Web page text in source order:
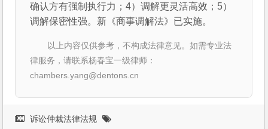
确认方有强制执行力；4）调解更灵活高效；5）
调解保密性强。新《商事调解法》已实施。
以上内容仅供参考，不构成法律意见。如需专业法
律服务，请联系杨春宝一级律师：
chambers.yang@dentons.cn
诉讼仲裁法律法规